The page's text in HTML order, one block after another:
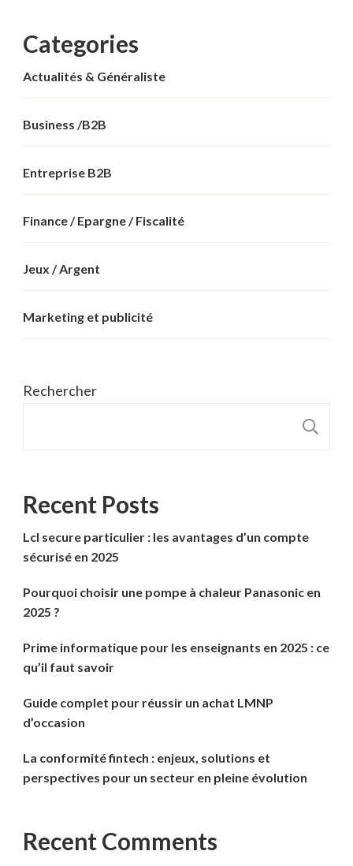
Categories
Actualités & Généraliste
Business /B2B
Entreprise B2B
Finance / Epargne / Fiscalité
Jeux / Argent
Marketing et publicité
Rechercher
Recent Posts
Lcl secure particulier : les avantages d’un compte
sécurisé en 2025
Pourquoi choisir une pompe à chaleur Panasonic en
2025 ?
Prime informatique pour les enseignants en 2025 : ce
qu’il faut savoir
Guide complet pour réussir un achat LMNP
d’occasion
La conformité fintech : enjeux, solutions et
perspectives pour un secteur en pleine évolution
Recent Comments